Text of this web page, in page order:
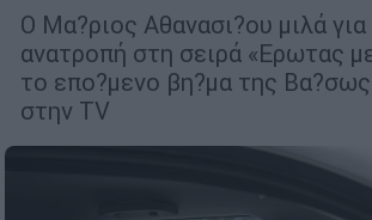
Ο Μα?ριος Αθανασι?ου μιλά για
ανατροπή στη σειρά «Ερωτας
το επο?μενο βη?μα της
στην TV